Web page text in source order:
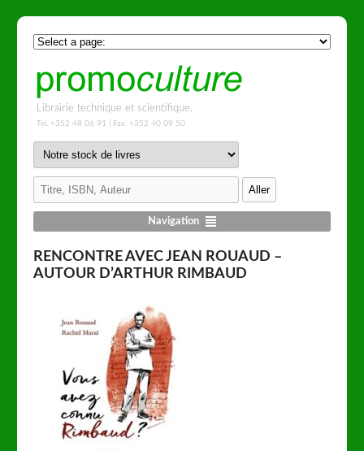
Librairie technique et scientifique.
Tel. +352 48 06 91 | Fax. +352 40 09 50
Navigation
RENCONTRE AVEC JEAN ROUAUD –
AUTOUR D’ARTHUR RIMBAUD